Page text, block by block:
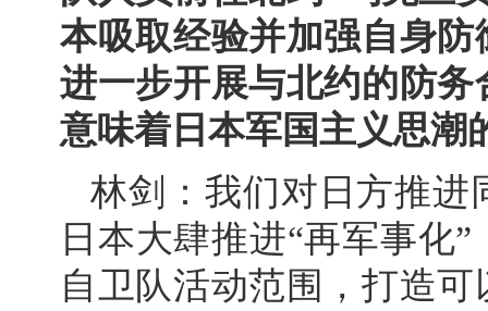
本吸取经验并加强自身
进一步开展与北约的防
意味着日本军国主义思潮
林剑：我们对日方推进
日本大肆推进“再军事化
自卫队活动范围，打造